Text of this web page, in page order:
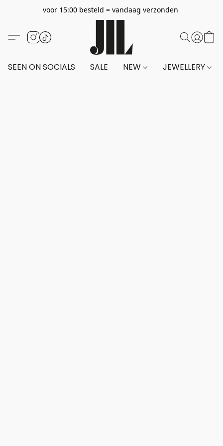
voor 15:00 besteld = vandaag verzonden
SEEN ON SOCIALS SALE NEW JEWELLERY